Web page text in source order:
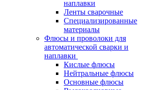
наплавки
Ленты сварочные
Специализированные
материалы
Флюсы и проволоки для
автоматической сварки и
наплавки
Кислые флюсы
Нейтральные флюсы
Основные флюсы